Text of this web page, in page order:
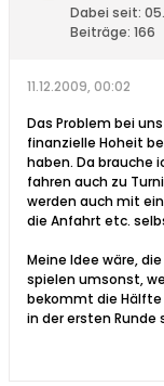
Dabei seit:
Beiträge: 166
11.12.2009, 00:02
Das Problem bei
finanzielle Hoheit
haben. Da brauche
fahren auch zu
werden auch mit
die Anfahrt etc.
Meine Idee wäre,
spielen umsonst,
bekommt die Hälfte
in der ersten Runde